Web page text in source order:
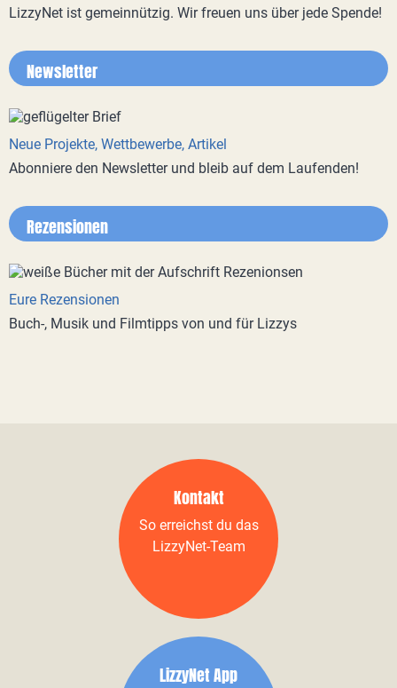
LizzyNet ist gemeinnützig. Wir freuen uns über jede Spende!
Newsletter
Neue Projekte, Wettbewerbe, Artikel
Abonniere den Newsletter und bleib auf dem Laufenden!
Rezensionen
Eure Rezensionen
Buch-, Musik und Filmtipps von und für Lizzys
Kontakt
So erreichst du das
LizzyNet-Team
LizzyNet App